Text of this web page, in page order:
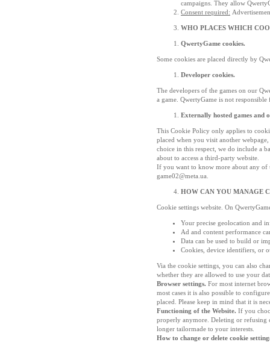
campaigns. They allow
Consent required:
WHO PLACES WHICH
QwertyGame cookies.
Some cookies are placed directly by
Developer cookies.
The developers of the games on our
a game. QwertyGame is not
Externally hosted games and
This Cookie Policy only applies to
placed when you visit another
choice in this respect, we do include a
about to access a third-party website.
If you want to know more about any of
game02@meta.ua.
HOW CAN YOU MANAGE
Cookie settings website. On
Your precise geolocation and
Ad and content performance
Data can be used to build or
Cookies, device identifiers, or
Via the cookie settings, you can also
whether they are allowed to use your
Browser settings. For most internet
most cases it is also possible to
placed. Please keep in mind that it is
Functioning of the Website. If you
properly anymore. Deleting or refusing
longer tailormade to your interests.
How to change or delete cookie